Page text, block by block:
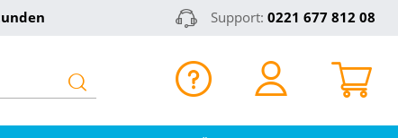
Support: 0221 677 812 08